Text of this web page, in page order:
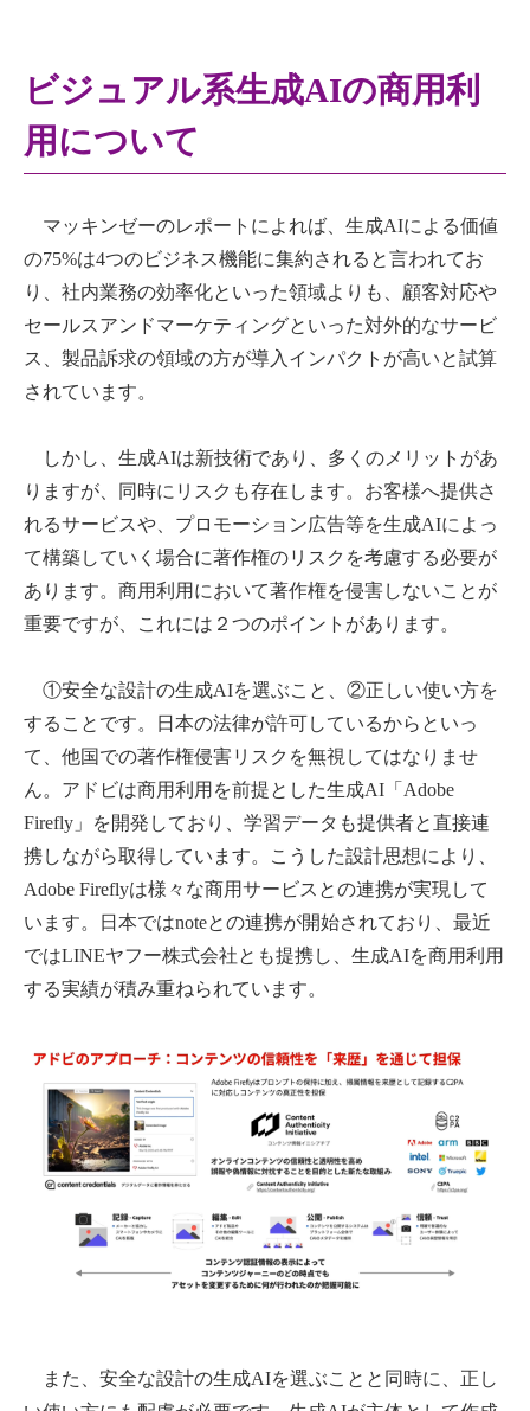
ビジュアル系生成AIの商用利
用について
マッキンゼーのレポートによれば、生成AIによる価値
の75%は4つのビジネス機能に集約されると言われてお
り、社内業務の効率化といった領域よりも、顧客対応や
セールスアンドマーケティングといった対外的なサービ
ス、製品訴求の領域の方が導入インパクトが高いと試算
されています。
しかし、生成AIは新技術であり、多くのメリットがあ
りますが、同時にリスクも存在します。お客様へ提供さ
れるサービスや、プロモーション広告等を生成AIによっ
て構築していく場合に著作権のリスクを考慮する必要が
あります。商用利用において著作権を侵害しないことが
重要ですが、これには２つのポイントがあります。
①安全な設計の生成AIを選ぶこと、②正しい使い方を
することです。日本の法律が許可しているからといっ
て、他国での著作権侵害リスクを無視してはなりませ
ん。アドビは商用利用を前提とした生成AI「Adobe
Firefly」を開発しており、学習データも提供者と直接連
携しながら取得しています。こうした設計思想により、
Adobe Fireflyは様々な商用サービスとの連携が実現して
います。日本ではnoteとの連携が開始されており、最近
ではLINEヤフー株式会社とも提携し、生成AIを商用利用
する実績が積み重ねられています。
また、安全な設計の生成AIを選ぶことと同時に、正し